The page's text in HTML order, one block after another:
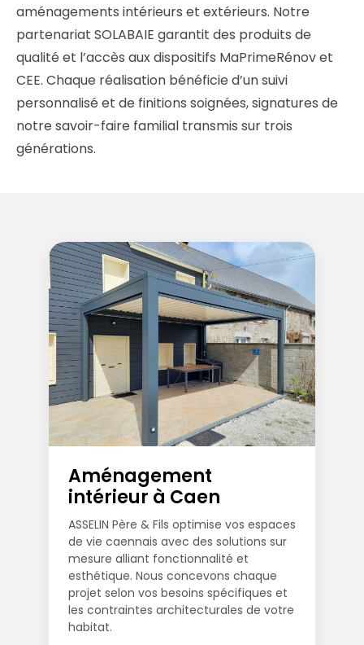
aménagements intérieurs et extérieurs. Notre
partenariat SOLABAIE garantit des produits de
qualité et l’accès aux dispositifs MaPrimeRénov et
CEE. Chaque réalisation bénéficie d’un suivi
personnalisé et de finitions soignées, signatures de
notre savoir-faire familial transmis sur trois
générations.
Aménagement
intérieur à Caen
ASSELIN Père & Fils optimise vos espaces
de vie caennais avec des solutions sur
mesure alliant fonctionnalité et
esthétique. Nous concevons chaque
projet selon vos besoins spécifiques et
les contraintes architecturales de votre
habitat.